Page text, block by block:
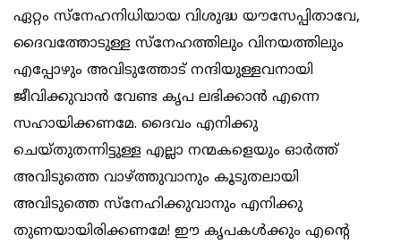
ഏറ്റം സ്‌നേഹനിധിയായ വിശുദ്ധ യൗസേപ്പിതാവേ,
ദൈവത്തോടുള്ള സ്‌നേഹത്തിലും വിനയത്തിലും
എപ്പോഴും അവിടുത്തോട് നന്ദിയുള്ളവനായി
ജീവിക്കുവാന്‍ വേണ്ട കൃപ ലഭിക്കാന്‍ എന്നെ
സഹായിക്കണമേ. ദൈവം എനിക്കു
ചെയ്തുതന്നിട്ടുള്ള എല്ലാ നന്മകളെയും ഓര്‍ത്ത്
അവിടുത്തെ വാഴ്ത്തുവാനും കൂടുതലായി
അവിടുത്തെ സ്‌നേഹിക്കുവാനും എനിക്കു
തുണയായിരിക്കണമേ! ഈ കൃപകള്‍ക്കും എന്റെ